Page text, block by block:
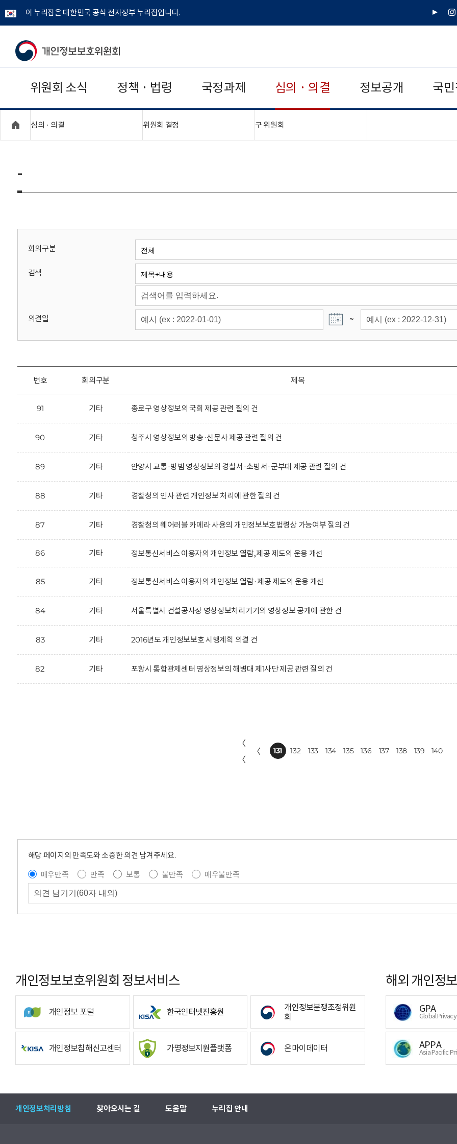
이 누리집은 대한민국 공식 전자정부 누리집입니다.
유
인
개
보
보
위
회
위원회 소식 정책 · 법령 국정과제 심의 · 의결 정보공개 국
심의 · 의결 위원회 결정 구 위원회
-
회의구분
검색
의결일 ~
번호 회의구분 제목
91 기타 종로구 영상정보의 국회 제공 관련 질의 건
90 기타 청주시 영상정보의 방송·신문사 제공 관련 질의 건
89 기타 안양시 교통·방범 영상정보의 경찰서·소방서·군부대 제공 관련 질의 건
88 기타 경찰청의 인사 관련 개인정보 처리에 관한 질의 건
87 기타 경찰청의 웨어러블 카메라 사용의 개인정보보호법령상 가능여부 질의 건
86 기타 정보통신서비스 이용자의 개인정보 열람,제공 제도의 운용 개선
85 기타 정보통신서비스 이용자의 개인정보 열람·제공 제도의 운용 개선
84 기타 서울특별시 건설공사장 영상정보처리기기의 영상정보 공개에 관한 건
83 기타 2016년도 개인정보보호 시행계획 의결 건
82 기타 포항시 통합관제센터 영상정보의 해병대 제1사단 제공 관련 질의 건
〈
〈
〈 131 132 133 134 135 136 137 138 139 140
해당 페이지의 만족도와 소중한 의견 남겨주세요.
매우만족
만족 보통 불만족 매우불만족
개인정보보호위원회 정보서비스
개인정보 포털 한국인터넷진흥원
개인정보분쟁조정위원
회
개인정보침해신고센터 가명정보지원플랫폼 온마이데이터
해외 개인정
GPA
Global
APPA
Asia Pacific
개인정보처리방침 찾아오시는 길 도움말 누리집 안내